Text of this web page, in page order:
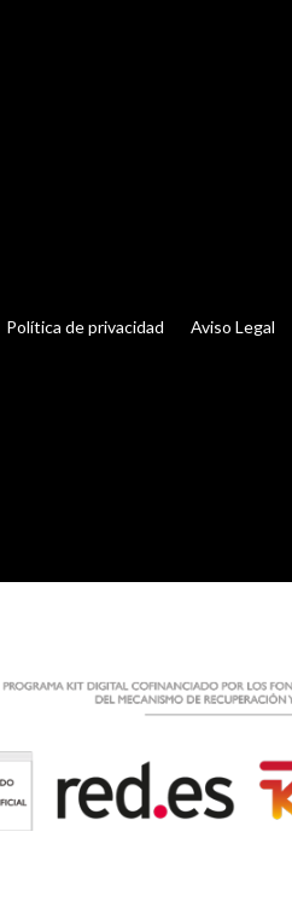
Política de privacidad Aviso Legal